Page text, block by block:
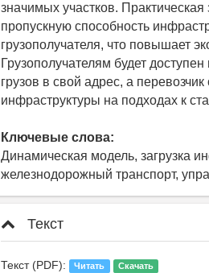
значимых участков.
пропускную способность
грузополучателя, что повышает
Грузополучателям будет
грузов в свой адрес, а
инфраструктуры на подходах к
Ключевые слова:
Динамическая модель, загрузка
железнодорожный транспорт,
Текст
Текст (PDF): Читать Скачать